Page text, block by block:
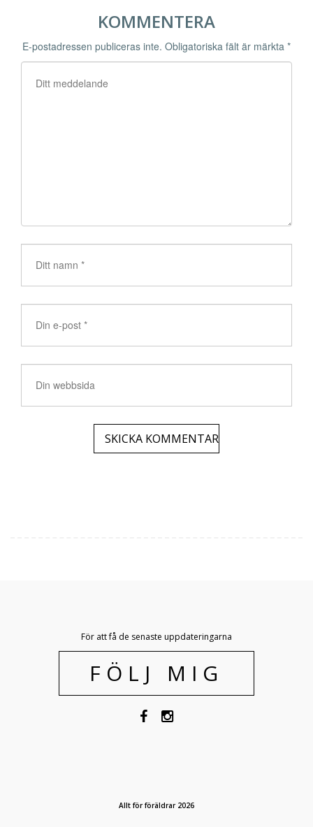
KOMMENTERA
E-postadressen publiceras inte. Obligatoriska fält är märkta *
För att få de senaste uppdateringarna
FÖLJ MIG
Allt för föräldrar 2026